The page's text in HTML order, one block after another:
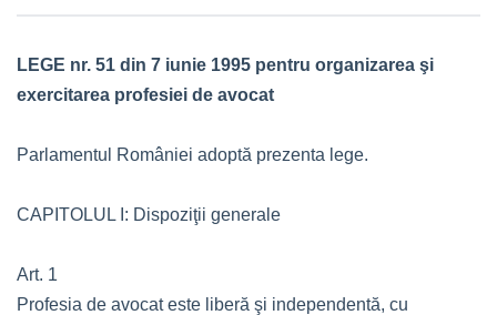
LEGE nr. 51 din 7 iunie 1995 pentru organizarea şi
exercitarea profesiei de avocat
Parlamentul României adoptă prezenta lege.
CAPITOLUL I: Dispoziţii generale
Art. 1
Profesia de avocat este liberă şi independentă, cu